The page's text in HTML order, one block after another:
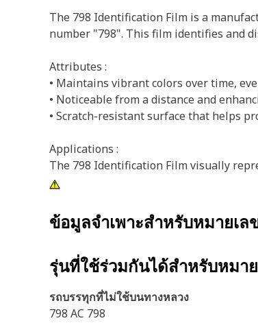
The 798 Identification Film is a
number "798". This film identifies and
Attributes :
• Maintains vibrant colors over time,
• Noticeable from a distance and
• Scratch-resistant surface that helps
Applications :
The 798 Identification Film visually
ข้อมูลจำเพาะสำหรับหมายเ
รุ่นที่ใช้ร่วมกันได้สำหรับหมา
รถบรรทุกที่ไม่ใช้บนทางหลวง
798 AC 798